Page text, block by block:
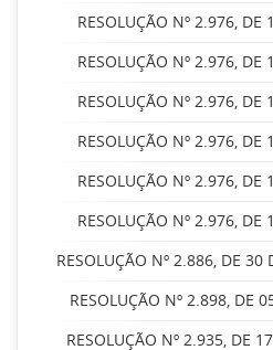
RESOLUÇÃO Nº 2.976, DE
RESOLUÇÃO Nº 2.976, DE
RESOLUÇÃO Nº 2.976, DE
RESOLUÇÃO Nº 2.976, DE
RESOLUÇÃO Nº 2.976, DE
RESOLUÇÃO Nº 2.976, DE
RESOLUÇÃO Nº 2.886, DE 30
RESOLUÇÃO Nº 2.898, DE
RESOLUÇÃO Nº 2.935, DE